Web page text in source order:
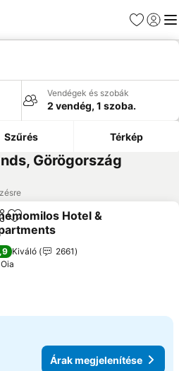
Kedvencek
Vendégek és szobák
2 vendég, 1 szoba.
Szűrés Térkép
Görögország
Hozzáadás a kedvencekhez
Hotel &
Kiváló
2661
Oia
Árak megjelenítése